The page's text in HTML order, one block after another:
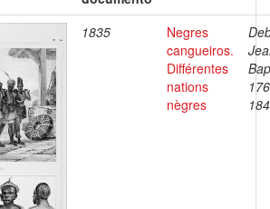
1835
Negres
cangueiros.
Différentes
nations
nègres